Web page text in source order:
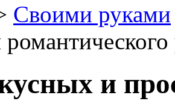
Своими руками
и